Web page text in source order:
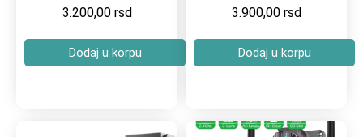
3.200,00 rsd
Dodaj u korpu
3.900,00 rsd
Dodaj u korpu